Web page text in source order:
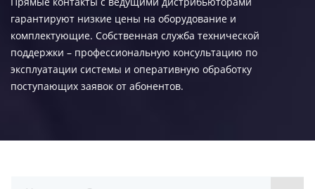
гарантируют низкие цены на оборудование и
комплектующие. Собственная служба технической
поддержки – профессиональную консультацию по
эксплуатации системы и оперативную обработку
поступающих заявок от абонентов.